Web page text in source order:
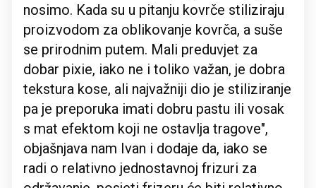
nosimo. Kada su u pitanju kovrče stiliziraju
proizvodom za oblikovanje kovrča, a suše
se prirodnim putem. Mali preduvjet za
dobar pixie, iako ne i toliko važan, je dobra
tekstura kose, ali najvažniji dio je stiliziranje
pa je preporuka imati dobru pastu ili vosak
s mat efektom koji ne ostavlja tragove",
objašnjava nam Ivan i dodaje da, iako se
radi o relativno jednostavnoj frizuri za